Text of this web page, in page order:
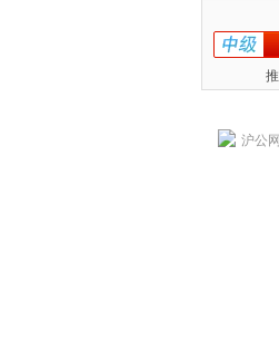
沪公